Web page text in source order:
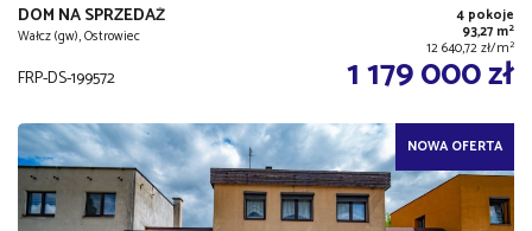
DOM NA SPRZEDAŻ
Wałcz (gw), Ostrowiec
4 pokoje
93,27 m2
12 640,72 zł/m2
FRP-DS-199572 1 179 000 zł
NOWA OFERTA